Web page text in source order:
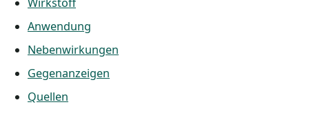
Anwendung
Nebenwirkungen
Gegenanzeigen
Quellen